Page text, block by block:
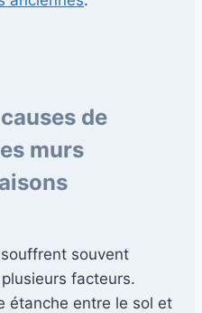
de
murs
souvent
facteurs.
étanche entre le sol et